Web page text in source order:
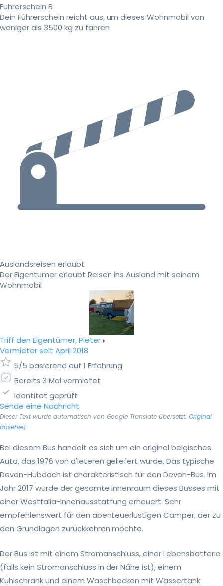
Führerschein B
Dein Führerschein reicht aus, um dieses Wohnmobil von
weniger als 3500 kg zu fahren
Auslandsreisen erlaubt
Der Eigentümer erlaubt Reisen ins Ausland mit seinem
Wohnmobil
Triff den Eigentümer, Pieter
Vermieter seit April 2018
5/5 basierend auf 1 Erfahrung
Bereits 3 Mal vermietet
Identität geprüft
Sende eine Nachricht
Dieser Text wurde automatisch von Google Translate übersetzt. Original
ansehen
Bei diesem Bus handelt es sich um ein original belgisches
Auto, das 1976 von d'Ieteren geliefert wurde. Das typische
Devon-Hubdach ist charakteristisch für den Devon-Bus. Im
Jahr 2017 wurde der gesamte Innenraum dieses Busses mit
einer Westfalia-Innenausstattung erneuert. Sehr
empfehlenswert für den abenteuerlustigen Camper, der zu
den Grundlagen zurückkehren möchte.
Der Bus ist mit einem Stromanschluss, einer Lebensbatterie
(falls kein Stromanschluss in der Nähe ist), einem
Kühlschrank und einem Waschbecken mit Wassertank